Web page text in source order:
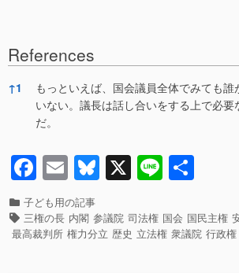
References
References
↑1
もっといえば、国会議員全体でみても誰
いない。議長は話し合いをする上で必
だ。
F
a
c
e
E
m
ail
Bl
e
sk
X Li
e
カ
テ
ゴ
子ども用の記事
タ
グ
三権の長 内閣 参議院 司法権 国会 国民主権
最高裁判所 権力分立 歴史 立法権 衆議院 行政権